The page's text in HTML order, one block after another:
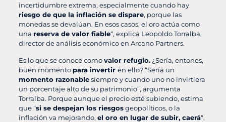
incertidumbre extrema, especialmente cuando hay
riesgo de que la inflación se dispare, porque las
monedas se devalúan. En esos casos, el oro actúa como
una reserva de valor fiable“, explica Leopoldo Torralba,
director de análisis económico en Arcano Partners.
Es lo que se conoce comovalor refugio.¿Sería, entones,
buen momento para invertir en ello? “Sería un
momento razonablesiempre y cuando uno no invirtiera
un porcentaje alto de su patrimonio”, argumenta
Torralba. Porque aunque el precio esté subiendo, estima
que “si se despejan los riesgosgeopolíticos, o la
inflación va mejorando, el oro en lugar de subir, caerá“,